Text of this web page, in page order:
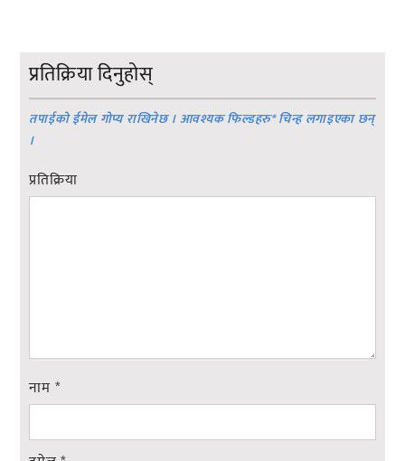
प्रतिक्रिया दिनुहोस्
तपाईको ईमेल गोप्य राखिनेछ । आवश्यक फिल्डहरु*चिन्ह लगाइएका छन्
।
प्रतिक्रिया
नाम *